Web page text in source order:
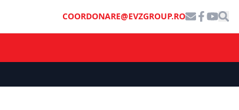
COORDONARE@EVZGROUP.RO